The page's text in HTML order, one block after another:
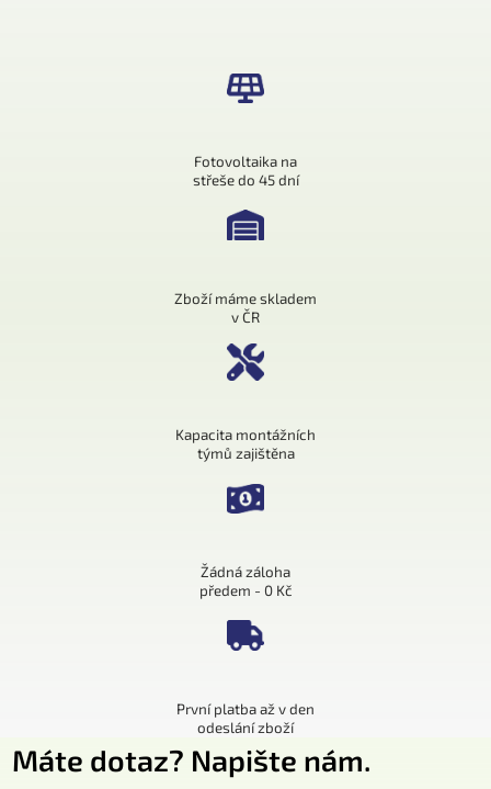
Fotovoltaika na
střeše do 45 dní
Zboží máme skladem
v ČR
Kapacita montážních
týmů zajištěna
Žádná záloha
předem - 0 Kč
První platba až v den
odeslání zboží
Máte dotaz? Napište nám.